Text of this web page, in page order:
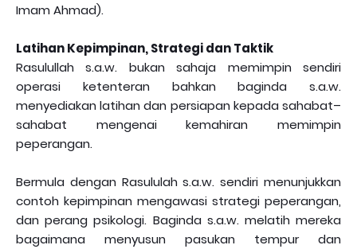
Imam Ahmad).
Latihan Kepimpinan, Strategi dan Taktik
Rasulullah s.a.w. bukan sahaja memimpin sendiri
operasi ketenteran bahkan baginda s.a.w.
menyediakan latihan dan persiapan kepada sahabat–
sahabat mengenai kemahiran memimpin
peperangan.
Bermula dengan Rasululah s.a.w. sendiri menunjukkan
contoh kepimpinan mengawasi strategi peperangan,
dan perang psikologi. Baginda s.a.w. melatih mereka
bagaimana menyusun pasukan tempur dan